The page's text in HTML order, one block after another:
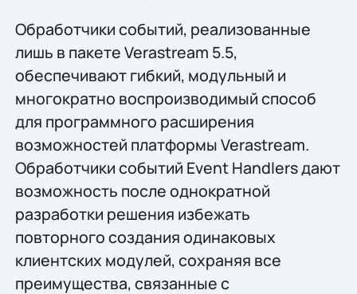
Обработчики событий, реализованные
лишь в пакете Verastream 5.5,
обеспечивают гибкий, модульный и
многократно воспроизводимый способ
для программного расширения
возможностей платформы Verastream.
Обработчики событий Event Handlers дают
возможность после однократной
разработки решения избежать
повторного создания одинаковых
клиентских модулей, сохраняя все
преимущества, связанные с